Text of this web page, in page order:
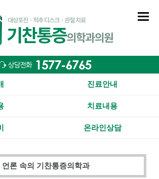
진료안내
치료내용
온라인상담
언론 속의 기찬통증의학과